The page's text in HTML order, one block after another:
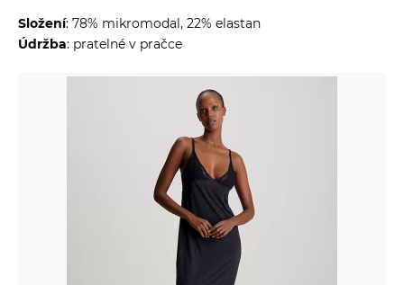
Složení: 78% mikromodal, 22% elastan
Údržba: pratelné v pračce